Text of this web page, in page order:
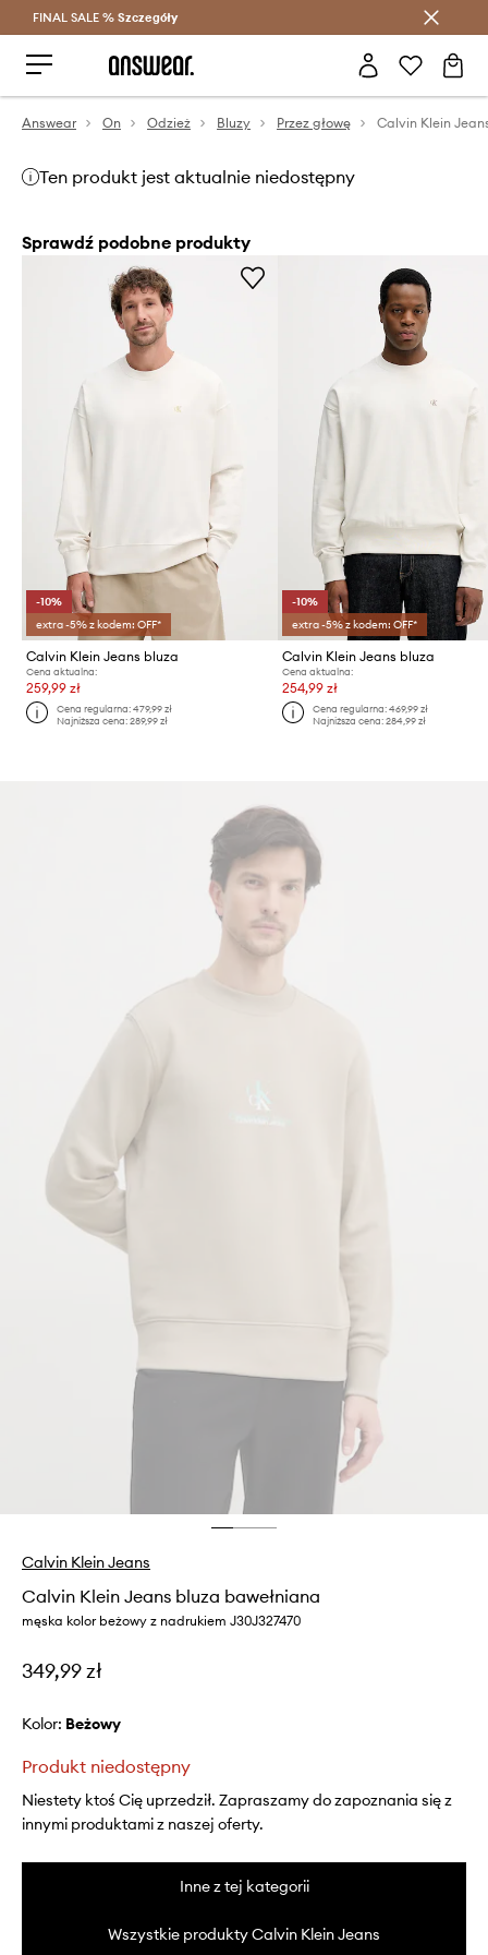
Oszczędzaj z Answear Club >
FINAL SALE % Szczegóły
Answear On Odzież Bluzy Przez głowę
Ten produkt jest aktualnie niedostępny
Sprawdź podobne produkty
-10%
extra -5% z kodem: OFF*
Calvin Klein Jeans bluza
Cena aktualna:
259,99 zł
Cena regularna:479,99 zł
Najniższa cena:289,99 zł
-10%
extra -5% z kodem: OFF*
Calvin Klein Jeans bluza
Cena aktualna:
254,99 zł
Cena regularna: 469,99 zł
Najniższa cena: 284,99 zł
Calvin Klein Jeans
Calvin Klein Jeans bluza bawełniana
męska kolor beżowy z nadrukiem J30J327470
349,99 zł
Kolor: beżowy
Produkt niedostępny
Niestety ktoś Cię uprzedził. Zapraszamy do zapoznania się z
innymi produktami z naszej oferty.
Inne z tej kategorii
Wszystkie produkty Calvin Klein Jeans